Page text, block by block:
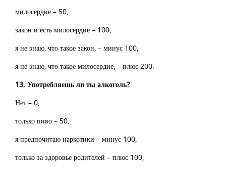
милосердие – 50,
закон и есть милосердие – 100,
я не знаю, что такое закон, – минус 100,
я не знаю, что такое милосердие, – плюс 200.
13. Употребляешь ли ты алкоголь?
Нет – 0,
только пиво – 50,
я предпочитаю наркотики – минус 100,
только за здоровье родителей – плюс 100,